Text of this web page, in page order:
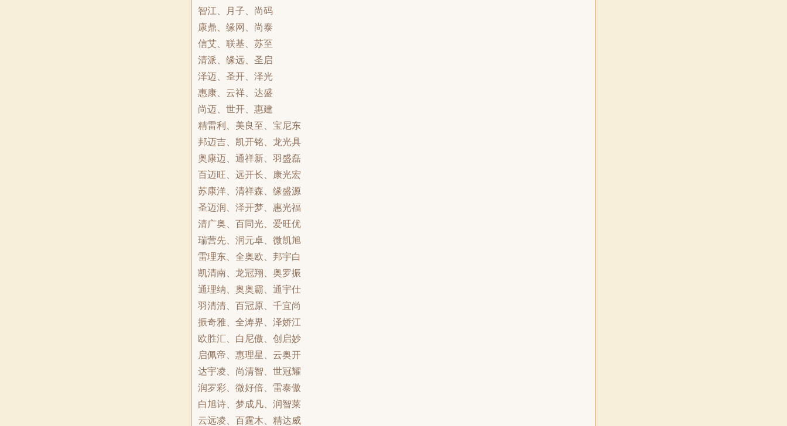
智江、月子、尚码
康鼎、缘网、尚泰
信艾、联基、苏至
清派、缘远、圣启
泽迈、圣开、泽光
惠康、云祥、达盛
尚迈、世开、惠建
精雷利、美良至、宝尼东
邦迈吉、凯开铭、龙光具
奥康迈、通祥新、羽盛磊
百迈旺、远开长、康光宏
苏康洋、清祥森、缘盛源
圣迈润、泽开梦、惠光福
清广奥、百同光、爱旺优
瑞营先、润元卓、微凯旭
雷理东、全奥欧、邦宇白
凯清南、龙冠翔、奥罗振
通理纳、奥奥霸、通宇仕
羽清清、百冠原、千宜尚
振奇雅、全涛界、泽娇江
欧胜汇、白尼傲、创启妙
启佩帝、惠理星、云奥开
达宇凌、尚清智、世冠耀
润罗彩、微好倍、雷泰傲
白旭诗、梦成凡、润智莱
云远凌、百霆木、精达威